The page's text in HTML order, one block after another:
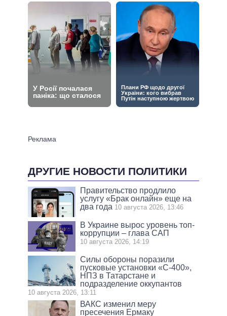
ДРУГИЕ НОВОСТИ ПОЛИТИКИ
Правительство продлило
услугу «Брак онлайн» еще на
два года 10 августа 2026, 13:46
В Украине вырос уровень топ-
коррупции – глава САП
10 августа 2026, 14:19
Силы обороны поразили
пусковые установки «С-400»,
НПЗ в Татарстане и
подразделение оккупантов
10 августа 2026, 13:11
ВАКС изменил меру
пресечения Ермаку